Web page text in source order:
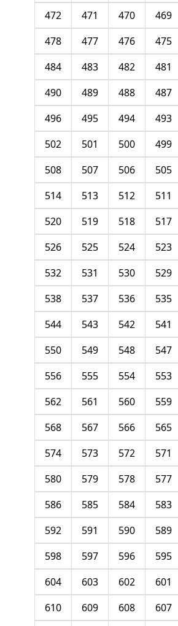
469
470
471
472
475
476
477
478
481
482
483
484
487
488
489
490
493
494
495
496
499
500
501
502
505
506
507
508
511
512
513
514
517
518
519
520
523
524
525
526
529
530
531
532
535
536
537
538
541
542
543
544
547
548
549
550
553
554
555
556
559
560
561
562
565
566
567
568
571
572
573
574
577
578
579
580
583
584
585
586
589
590
591
592
595
596
597
598
601
602
603
604
607
608
609
610